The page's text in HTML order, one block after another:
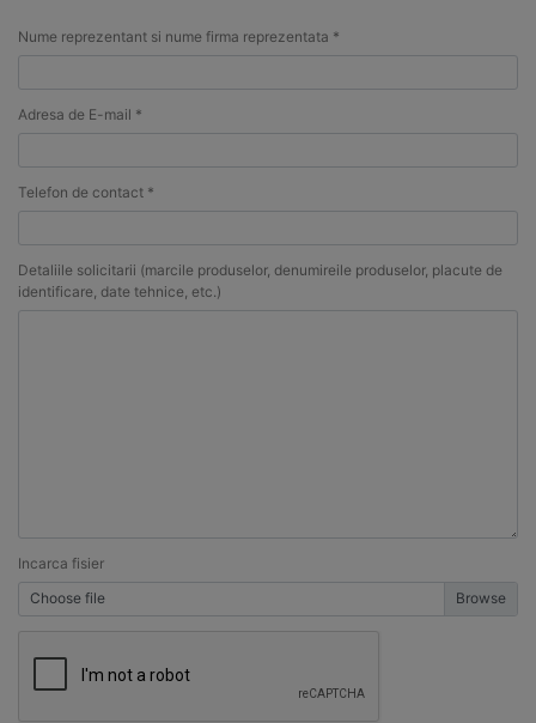
Nume reprezentant si nume firma reprezentata *
Adresa de E-mail *
Telefon de contact *
Detaliile solicitarii (marcile produselor, denumireile produselor, placute de
identificare, date tehnice, etc.)
Incarca fisier
Choose file